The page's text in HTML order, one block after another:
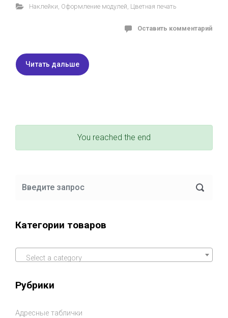
Наклейки Оформление модулей Цветная печать
Оставить комментарий
Читать дальше
You reached the end
Категории товаров
Select a category
Рубрики
Адресные таблички